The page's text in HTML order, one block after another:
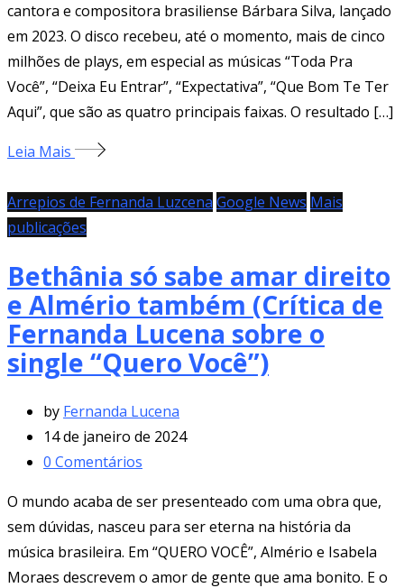
cantora e compositora brasiliense Bárbara Silva, lançado
em 2023. O disco recebeu, até o momento, mais de cinco
milhões de plays, em especial as músicas “Toda Pra
Você”, “Deixa Eu Entrar”, “Expectativa”, “Que Bom Te Ter
Aqui”, que são as quatro principais faixas. O resultado […]
Leia Mais
Arrepios de Fernanda Luzcena Google News Mais
publicações
Bethânia só sabe amar direito
e Almério também (Crítica de
Fernanda Lucena sobre o
single “Quero Você”)
by Fernanda Lucena
14 de janeiro de 2024
0 Comentários
O mundo acaba de ser presenteado com uma obra que,
sem dúvidas, nasceu para ser eterna na história da
música brasileira. Em “QUERO VOCÊ”, Almério e Isabela
Moraes descrevem o amor de gente que ama bonito. E o